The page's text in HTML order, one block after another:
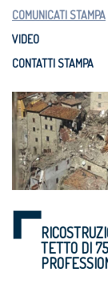
COMUNICATI STAMPA
VIDEO
CONTATTI STAMPA
TETTO DI